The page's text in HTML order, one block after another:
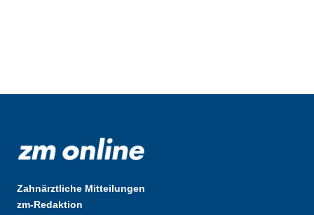
Zahnärztliche Mitteilungen
zm-Redaktion